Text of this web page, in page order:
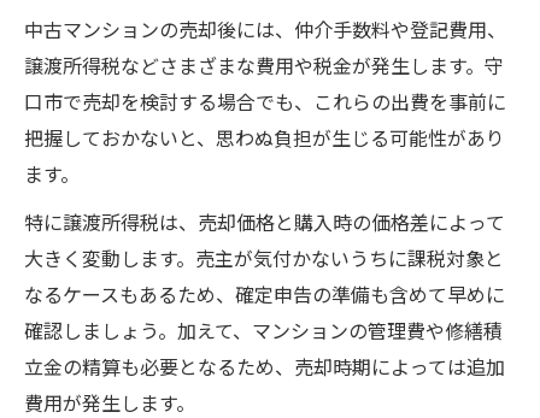
中古マンションの売却後には、仲介手数料や登記費用、
譲渡所得税などさまざまな費用や税金が発生します。守
口市で売却を検討する場合でも、これらの出費を事前に
把握しておかないと、思わぬ負担が生じる可能性があり
ます。
特に譲渡所得税は、売却価格と購入時の価格差によって
大きく変動します。売主が気付かないうちに課税対象と
なるケースもあるため、確定申告の準備も含めて早めに
確認しましょう。加えて、マンションの管理費や修繕積
立金の精算も必要となるため、売却時期によっては追加
費用が発生します。